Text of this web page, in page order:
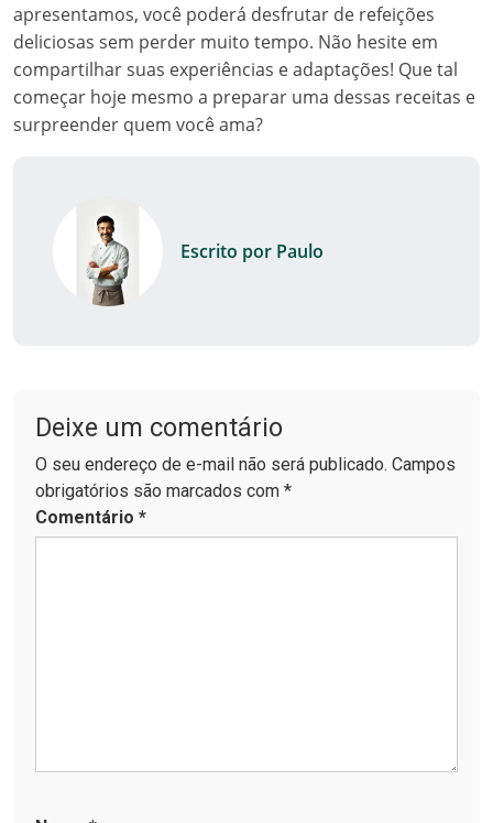
apresentamos, você poderá desfrutar de refeições
deliciosas sem perder muito tempo. Não hesite em
compartilhar suas experiências e adaptações! Que tal
começar hoje mesmo a preparar uma dessas receitas e
surpreender quem você ama?
Escrito por Paulo
Deixe um comentário
O seu endereço de e-mail não será publicado. Campos
obrigatórios são marcados com *
Comentário *